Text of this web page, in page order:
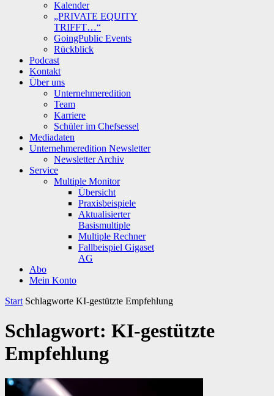
Kalender
„PRIVATE EQUITY
TRIFFT…“
GoingPublic Events
Rückblick
Podcast
Kontakt
Über uns
Unternehmeredition
Team
Karriere
Schüler im Chefsessel
Mediadaten
Unternehmeredition Newsletter
Newsletter Archiv
Service
Multiple Monitor
Übersicht
Praxisbeispiele
Aktualisierter
Basismultiple
Multiple Rechner
Fallbeispiel Gigaset
AG
Abo
Mein Konto
Start Schlagworte KI-gestützte Empfehlung
Schlagwort: KI-gestützte
Empfehlung